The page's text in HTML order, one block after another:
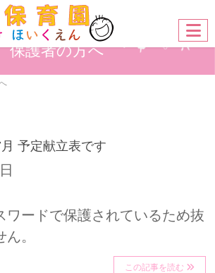
保護者の方へ
予定献立表です
ワードで保護されているため抜
。
この記事を読む